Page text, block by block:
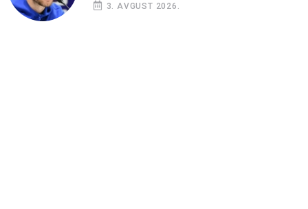
3. AVGUST 2026.